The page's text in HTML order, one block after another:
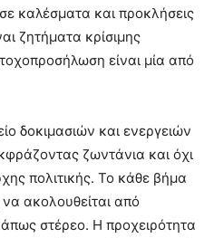
καλέσματα και προκλήσεις
ζητήματα κρίσιμης
είναι μία από
δοκιμασιών και ενεργειών
ζωντάνια και όχι
πολιτικής. Το κάθε βήμα
ακολουθείται από
στέρεο. Η προχειρότητα